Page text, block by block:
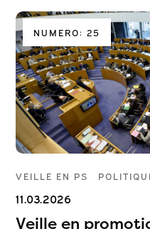
NUMERO: 25
VEILLE EN PS
11.03.2026
Veille en